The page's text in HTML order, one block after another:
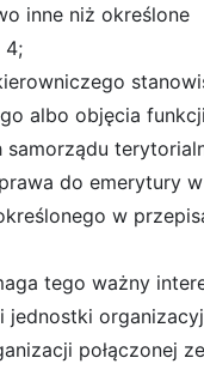
inne niż określone
4;
albo objęcia
samorządu
do emerytury w
w
tego ważny
jednostki
połączonej ze